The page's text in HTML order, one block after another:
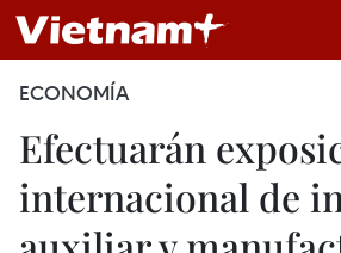
ECONOMÍA
Efectuarán
internacional de